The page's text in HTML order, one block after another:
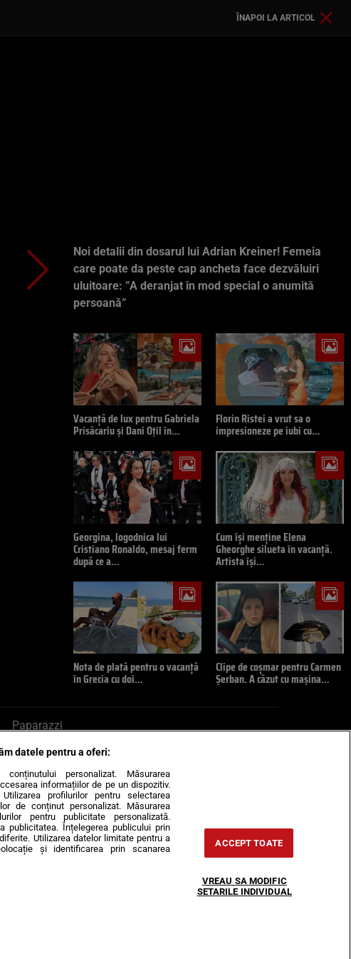
ÎNAPOI LA ARTICOL
Noi detalii din dosarul lui Adrian Kreiner! Femeia
care poate da peste cap ancheta face dezvăluiri
uluitoare: ”A deranjat în mod special o anumită
persoană”
Vacanță de lux pentru Gabriela
Prisăcariu și Dani Oțil în…
Florin Ristei a vrut sa o
impresioneze pe iubi cu…
Georgina, logodnica lui
Cristiano Ronaldo, mesaj ferm
după ce a…
Cum își menține Elena
Gheorghe silueta în vacanță.
Artista își…
Nota de plată pentru o vacanță
în Grecia cu doi…
Clipe de coșmar pentru Carmen
Șerban. A căzut cu mașina…
Paparazzi
mail la pont@cancan.ro
Horoscop
datele pentru a oferi:
personalizat. Măsurarea
informațiilor de pe un dispozitiv.
profilurilor pentru selectarea
de conținut personalizat. Măsurarea
pentru publicitate personalizată.
publicitatea. Înțelegerea publicului prin
Utilizarea datelor limitate pentru a
și identificarea prin scanarea
ACCEPT TOATE
VREAU SA MODIFIC
SETARILE INDIVIDUAL